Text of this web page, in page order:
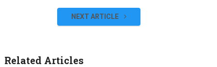
NEXT ARTICLE
Related Articles